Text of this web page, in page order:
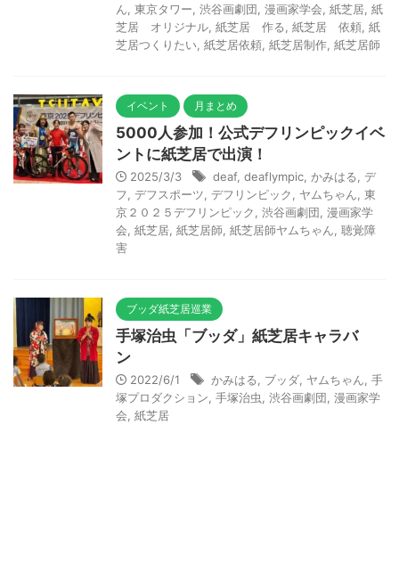
ん 東京タワー 渋谷画劇団 漫画家学会 紙芝居 紙
芝居 オリジナル 紙芝居 作る 紙芝居 依頼 紙
芝居つくりたい 紙芝居依頼 紙芝居制作 紙芝居師
イベント 月まとめ
5000人参加！公式デフリンピックイベ
ントに紙芝居で出演！
2025/3/3 deaf, deaflympic かみはる
デ
フ
デフスポーツ デフリンピック ヤムちゃん 東
京２０２５デフリンピック
渋谷画劇団 漫画家学
会 紙芝居 紙芝居師 紙芝居師ヤムちゃん 聴覚障
害
ブッダ紙芝居巡業
手塚治虫「ブッダ」紙芝居キャラバ
ン
2022/6/1 かみはる ブッダ ヤムちゃん 手
塚プロダクション 手塚治虫 渋谷画劇団 漫画家学
会 紙芝居